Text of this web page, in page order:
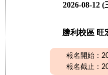
2026-08-12 (
勝利校區 旺
報名開始：
報名截止：